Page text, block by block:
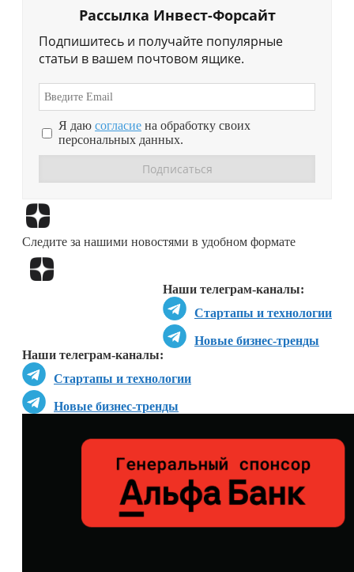
Рассылка Инвест-Форсайт
Подпишитесь и получайте популярные
статьи в вашем почтовом ящике.
Я даю согласие на обработку своих
персональных данных.
Следите за нашими новостями в удобном формате
Наши телеграм-каналы:
Стартапы и технологии
Новые бизнес-тренды
Наши телеграм-каналы:
Стартапы и технологии
Новые бизнес-тренды